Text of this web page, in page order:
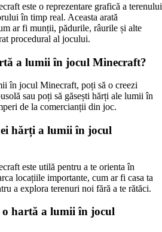
este o reprezentare grafică a terenului
în timp real. Aceasta arată
ar fi munții, pădurile, râurile și alte
procedural al jocului.
a lumii în jocul Minecraft?
în jocul Minecraft, poți să o creezi
sau poți să găsești hărți ale lumii în
de la comercianții din joc.
hărți a lumii în jocul
este utilă pentru a te orienta în
locațiile importante, cum ar fi casa ta
a explora terenuri noi fără a te rătăci.
o hartă a lumii în jocul